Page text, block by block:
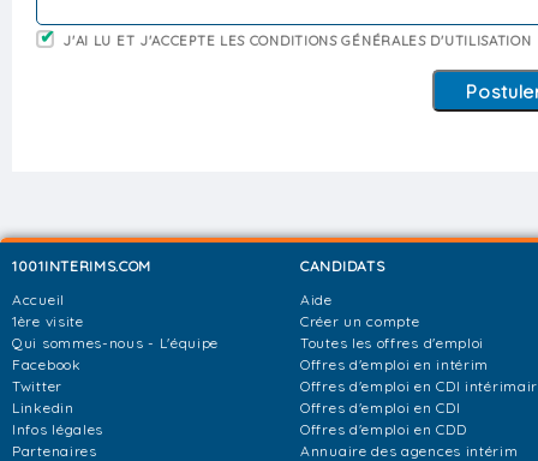
J'AI LU ET J'ACCEPTE LES CONDITIONS GÉNÉRALES D'UTILISATION
1001INTERIMS.COM
Accueil
1ère visite
Qui sommes-nous - L'équipe
Facebook
Twitter
Linkedin
Infos légales
Partenaires
CANDIDATS
Aide
Créer un compte
Toutes les offres d'emploi
Offres d'emploi en intérim
Offres d'emploi en CDI
Offres d'emploi en CDI
Offres d'emploi en CDD
Annuaire des agences intérim